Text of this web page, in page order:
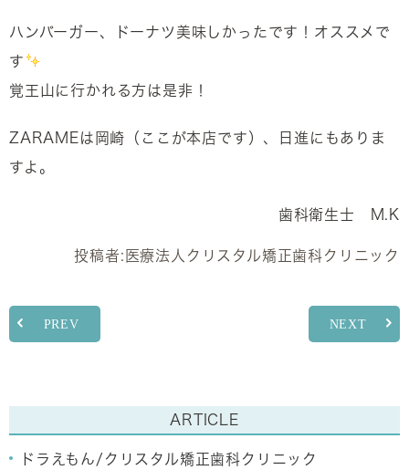
ハンバーガー、ドーナツ美味しかったです！オススメで
す
覚王山に行かれる方は是非！
ZARAMEは岡崎（ここが本店です）、日進にもありま
すよ。
歯科衛生士 M.K
投稿者: 医療法人クリスタル矯正歯科クリニック
PREV NEXT
ARTICLE
ドラえもん/クリスタル矯正歯科クリニック